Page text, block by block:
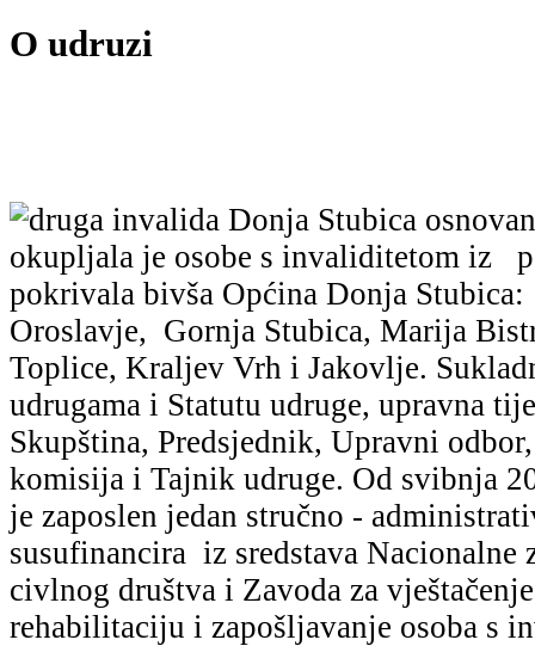
O udruzi
druga invalida Donja Stubica
okupljala je osobe s invaliditetom iz
pokrivala bivša Općina Donja
Oroslavje, Gornja Stubica, Marija
Toplice, Kraljev Vrh i Jakovlje.
udrugama i Statutu udruge, upravna
Skupština, Predsjednik, Upravni
komisija i Tajnik udruge. Od svibnja
je zaposlen jedan stručno -
susufinancira iz sredstava Nacionalne
civlnog društva i Zavoda za
rehabilitaciju i zapošljavanje osoba s